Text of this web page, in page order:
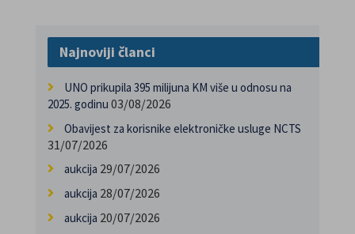
Najnoviji članci
UNO prikupila 395 milijuna KM više u odnosu na
2025. godinu 03/08/2026
Obavijest za korisnike elektroničke usluge NCTS
31/07/2026
aukcija 29/07/2026
aukcija 28/07/2026
aukcija 20/07/2026